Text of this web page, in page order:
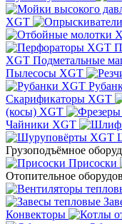
XGT
XGT Подметальные
Пылесосы XGT
Скарификаторы XGT
(косы) XGT
Чайники XGT
Грузоподъёмное
Присоски
Отопительное
Конвекторы